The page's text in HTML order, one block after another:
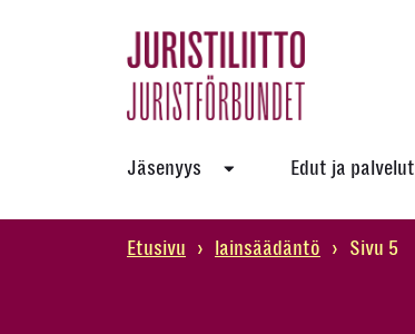
Jäsenyys Edut ja palvelut
Etusivu › lainsäädäntö › Sivu 5